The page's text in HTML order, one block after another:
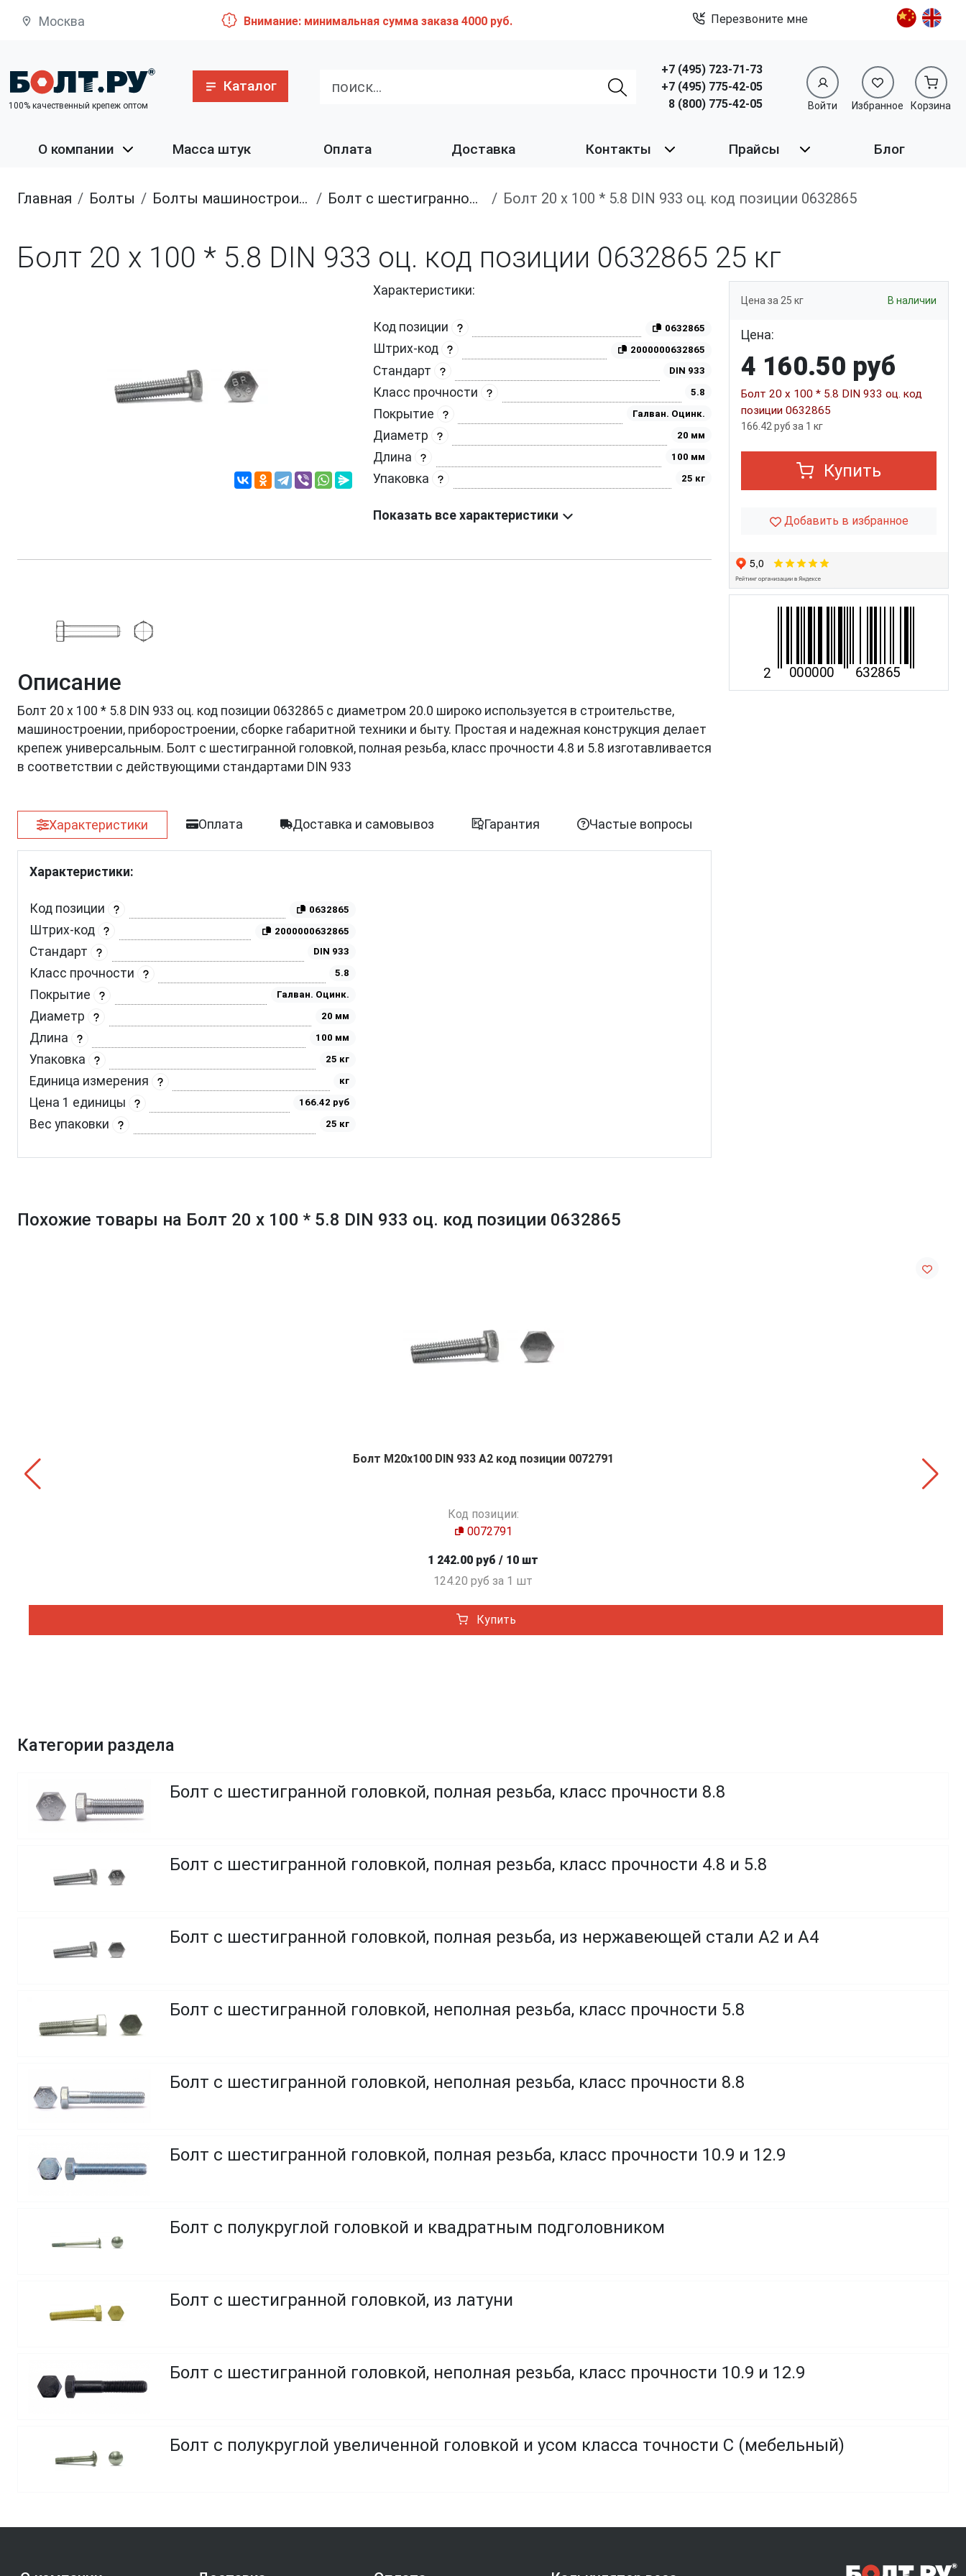
Москва Внимание: минимальная сумма заказа 4000 руб. Перезвоните мне
100% качественный крепеж оптом
Каталог
+7 (495) 723-71-73
+7 (495) 775-42-05
8 (800) 775-42-05
Войти Избранное Корзина
О компании Масса штук Оплата Доставка Контакты Прайсы Блог
Главная болты болты машиностроительные Болт с шестигранной головкой, полная резьба, класс прочности 4.8 и 5.8 Болт 20 х 100 * 5.8 DIN 933 оц. код позиции 0632865
Болт 20 х 100 * 5.8 DIN 933 оц. код позиции 0632865 25 кг
Характеристики:
Код позиции 0632865
Штрих-код 2000000632865
Стандарт DIN 933
Класс прочности 5.8
Покрытие Галван. Оцинк.
Диаметр 20 мм
Длина 100 мм
Упаковка 25 кг
Показать все характеристики
Описание
Болт 20 х 100 * 5.8 DIN 933 оц. код позиции 0632865 с диаметром 20.0 широко используется в строительстве,
машиностроении, приборостроении, сборке габаритной техники и быту. Простая и надежная конструкция делает
крепеж универсальным. Болт с шестигранной головкой, полная резьба, класс прочности 4.8 и 5.8 изготавливается
в соответствии с действующими стандартами DIN 933
Характеристики Оплата Доставка и самовывоз Гарантия Частые вопросы
Характеристики:
Код позиции 0632865
Штрих-код 2000000632865
Стандарт DIN 933
Класс прочности 5.8
Покрытие Галван. Оцинк.
Диаметр 20 мм
Длина 100 мм
Упаковка 25 кг
Единица измерения кг
Цена 1 единицы 166.42 руб
Вес упаковки 25 кг
Цена за 25 кг В наличии
Цена:
4 160.50 руб
Болт 20 х 100 * 5.8 DIN 933 оц. код
позиции 0632865
166.42 руб за 1 кг
Купить
Добавить в избранное
Похожие товары на Болт 20 х 100 * 5.8 DIN 933 оц. код позиции 0632865
Болт М20х100 DIN 933 A2 код позиции 0072791
Код позиции:
0072791
1 242.00 руб / 10 шт
124.20 руб за 1 шт
Купить
Категории раздела
Болт с шестигранной головкой, полная резьба, класс прочности 8.8
Болт с шестигранной головкой, полная резьба, класс прочности 4.8 и 5.8
Болт с шестигранной головкой, полная резьба, из нержавеющей стали A2 и A4
Болт с шестигранной головкой, неполная резьба, класс прочности 5.8
Болт с шестигранной головкой, неполная резьба, класс прочности 8.8
Болт с шестигранной головкой, полная резьба, класс прочности 10.9 и 12.9
Болт с полукруглой головкой и квадратным подголовником
Болт с шестигранной головкой, из латуни
Болт с шестигранной головкой, неполная резьба, класс прочности 10.9 и 12.9
Болт с полукруглой увеличенной головкой и усом класса точности C (мебельный)